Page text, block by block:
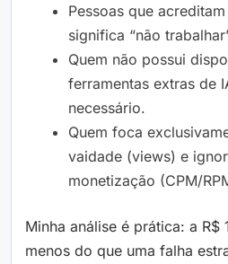
Pessoas que
significa “não
Quem não possui
ferramentas extras de
necessário.
Quem foca
vaidade (views) e
monetização (CPM/
Minha análise é prática: a R$
menos do que uma falha